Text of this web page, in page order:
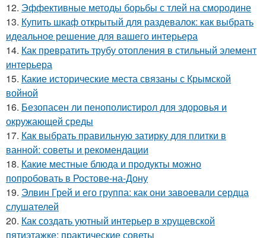
12. Эффективные методы борьбы с тлей на смородине
13. Купить шкаф открытый для раздевалок: как выбрать
идеальное решение для вашего интерьера
14. Как превратить трубу отопления в стильный элемент
интерьера
15. Какие исторические места связаны с Крымской
войной
16. Безопасен ли пенополистирол для здоровья и
окружающей среды
17. Как выбрать правильную затирку для плитки в
ванной: советы и рекомендации
18. Какие местные блюда и продукты можно
попробовать в Ростове-на-Дону
19. Элвин Грей и его группа: как они завоевали сердца
слушателей
20. Как создать уютный интерьер в хрущевской
пятиэтажке: практические советы